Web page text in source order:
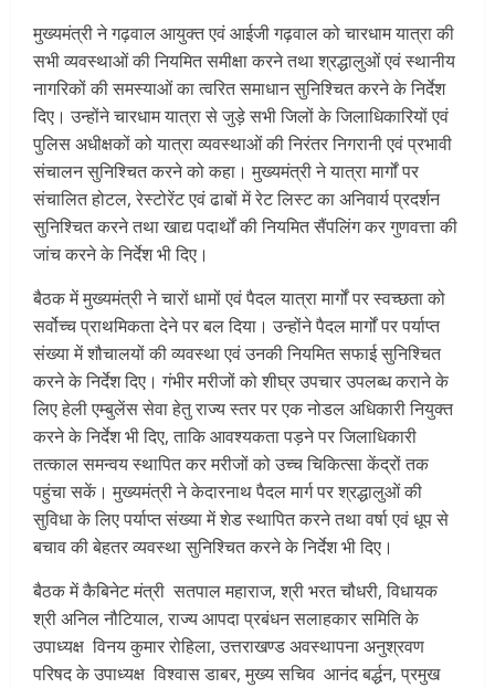
मुख्यमंत्री ने गढ़वाल आयुक्त एवं आईजी गढ़वाल को चारधाम यात्रा की
सभी व्यवस्थाओं की नियमित समीक्षा करने तथा श्रद्धालुओं एवं स्थानीय
नागरिकों की समस्याओं का त्वरित समाधान सुनिश्चित करने के निर्देश
दिए। उन्होंने चारधाम यात्रा से जुड़े सभी जिलों के जिलाधिकारियों एवं
पुलिस अधीक्षकों को यात्रा व्यवस्थाओं की निरंतर निगरानी एवं प्रभावी
संचालन सुनिश्चित करने को कहा। मुख्यमंत्री ने यात्रा मार्गों पर
संचालित होटल, रेस्टोरेंट एवं ढाबों में रेट लिस्ट का अनिवार्य प्रदर्शन
सुनिश्चित करने तथा खाद्य पदार्थों की नियमित सैंपलिंग कर गुणवत्ता की
जांच करने के निर्देश भी दिए।
बैठक में मुख्यमंत्री ने चारों धामों एवं पैदल यात्रा मार्गों पर स्वच्छता को
सर्वोच्च प्राथमिकता देने पर बल दिया। उन्होंने पैदल मार्गों पर पर्याप्त
संख्या में शौचालयों की व्यवस्था एवं उनकी नियमित सफाई सुनिश्चित
करने के निर्देश दिए। गंभीर मरीजों को शीघ्र उपचार उपलब्ध कराने के
लिए हेली एम्बुलेंस सेवा हेतु राज्य स्तर पर एक नोडल अधिकारी नियुक्त
करने के निर्देश भी दिए, ताकि आवश्यकता पड़ने पर जिलाधिकारी
तत्काल समन्वय स्थापित कर मरीजों को उच्च चिकित्सा केंद्रों तक
पहुंचा सकें। मुख्यमंत्री ने केदारनाथ पैदल मार्ग पर श्रद्धालुओं की
सुविधा के लिए पर्याप्त संख्या में शेड स्थापित करने तथा वर्षा एवं धूप से
बचाव की बेहतर व्यवस्था सुनिश्चित करने के निर्देश भी दिए।
बैठक में कैबिनेट मंत्री सतपाल महाराज, श्री भरत चौधरी, विधायक
श्री अनिल नौटियाल, राज्य आपदा प्रबंधन सलाहकार समिति के
उपाध्यक्ष विनय कुमार रोहिला, उत्तराखण्ड अवस्थापना अनुश्रवण
परिषद के उपाध्यक्ष विश्वास डाबर, मुख्य सचिव आनंद बर्द्धन, प्रमुख